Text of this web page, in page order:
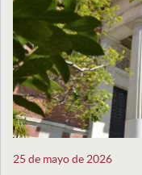
25 de mayo de 2026